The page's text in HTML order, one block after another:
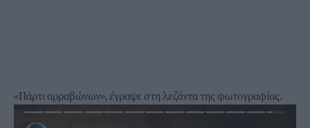
«Πάρτι αρραβώνων», έγραψε στη λεζάντα της φωτογραφίας.